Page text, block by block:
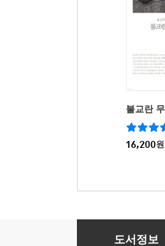
불교란
16,200원
주진우의 이명박
도서정보